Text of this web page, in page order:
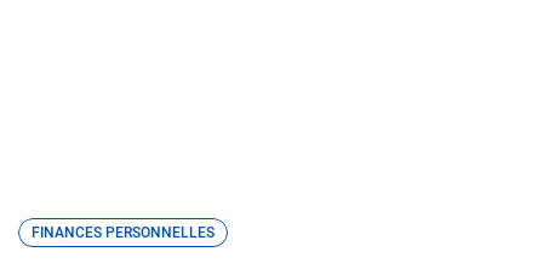
FINANCES PERSONNELLES